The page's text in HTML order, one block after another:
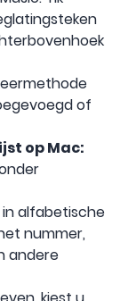
of
op Mac:
in alfabetische
nummer,
andere